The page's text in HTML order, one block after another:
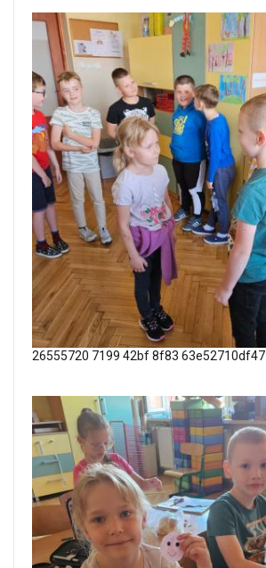
26555720 7199 42bf 8f83 63e52710df47